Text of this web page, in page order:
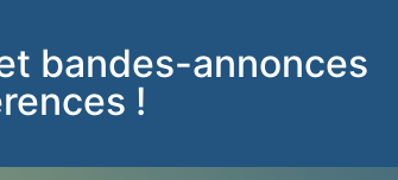
bandes-annonces
!